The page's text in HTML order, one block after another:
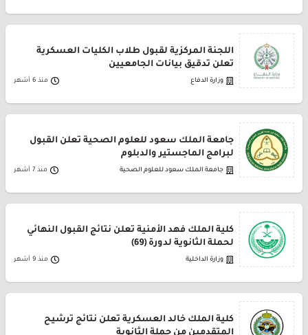
اللجنة المركزية لقبول طلاب الكليات العسكرية
تعلن تدقيق بيانات الجامعيين
وزارة الدفاع منذ 6 أشهر
جامعة الملك سعود للعلوم الصحية تعلن القبول
لبرامج الماجستير والدبلوم
جامعة الملك سعود للعلوم الصحية منذ 7 أشهر
كلية الملك فهد الأمنية تعلن نتائج القبول النهائي
لحملة الثانوية لدورة (69)
وزارة الداخلية منذ 9 أشهر
كلية الملك خالد العسكرية تعلن نتائج ترشيح
المتقدمين من حملة الثانوية